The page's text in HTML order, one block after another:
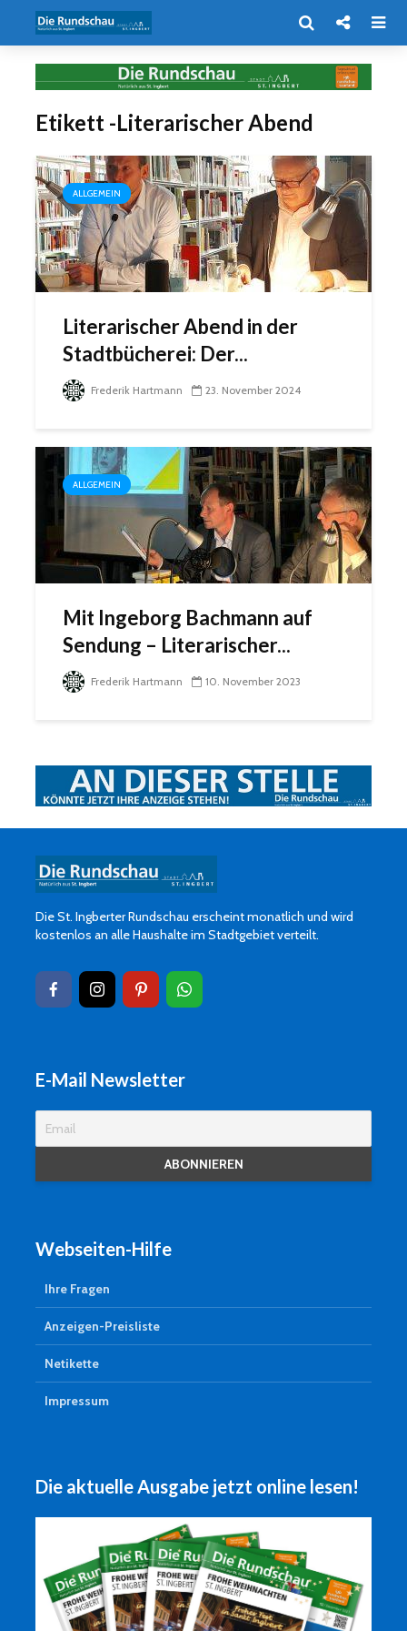
Etikett -Literarischer Abend
ALLGEMEIN
Literarischer Abend in der
Stadtbücherei: Der...
Frederik Hartmann 23. November 2024
ALLGEMEIN
Mit Ingeborg Bachmann auf
Sendung – Literarischer...
Frederik Hartmann 10. November 2023
Die St. Ingberter Rundschau erscheint monatlich und wird
kostenlos an alle Haushalte im Stadtgebiet verteilt.
E-Mail Newsletter
Webseiten-Hilfe
Ihre Fragen
Anzeigen-Preisliste
Netikette
Impressum
Die aktuelle Ausgabe jetzt online lesen!